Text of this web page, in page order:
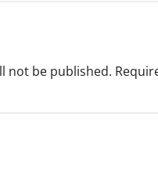
not be published.